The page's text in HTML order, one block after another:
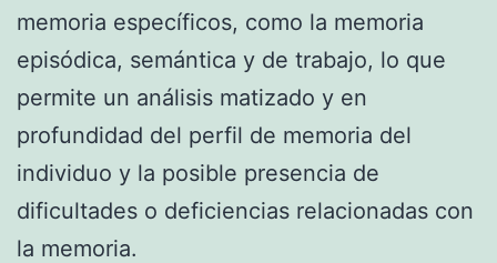
memoria específicos, como la memoria
episódica, semántica y de trabajo, lo que
permite un análisis matizado y en
profundidad del perfil de memoria del
individuo y la posible presencia de
dificultades o deficiencias relacionadas con
la memoria.